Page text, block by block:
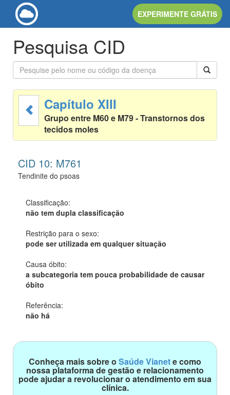
EXPERIMENTE GRÁTIS
Pesquisa CID
Capítulo XIII
Grupo entre M60 e M79 - Transtornos dos
tecidos moles
CID 10: M761
Tendinite do psoas
Classificação:
não tem dupla classificação
Restrição para o sexo:
pode ser utilizada em qualquer situação
Causa óbito:
a subcategoria tem pouca probabilidade de causar
óbito
Referência:
não há
Conheça mais sobre o Saúde Vianete como
nossa plataforma de gestão e relacionamento
pode ajudar a revolucionar o atendimento em sua
clínica.